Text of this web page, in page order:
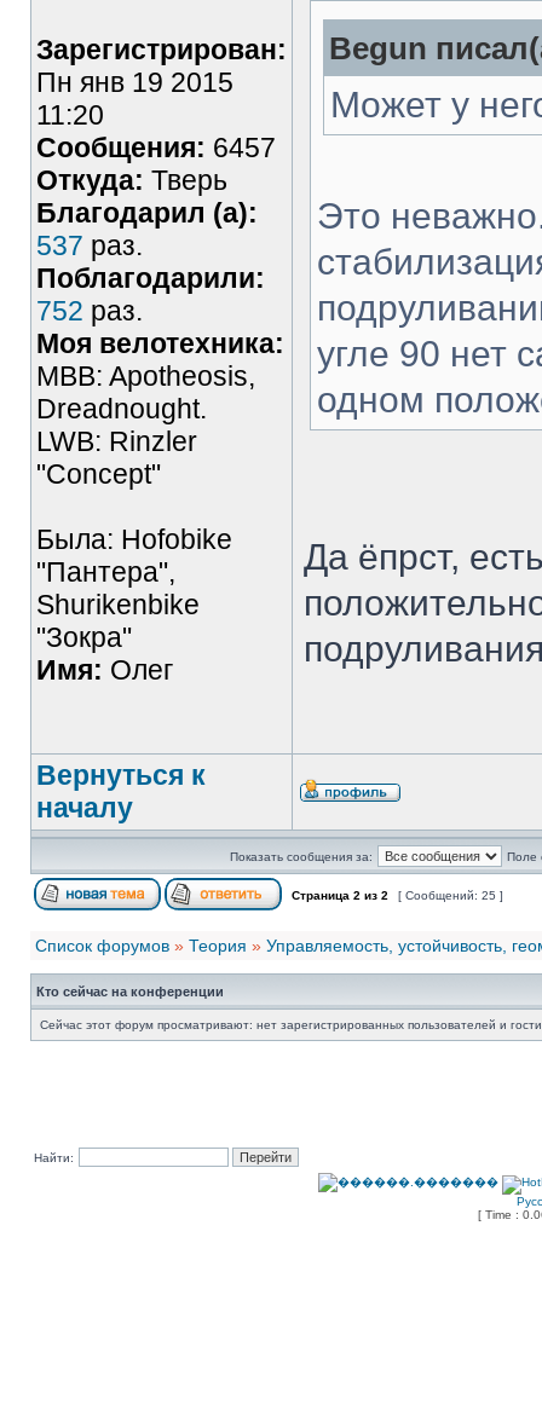
Зарегистрирован:
Пн янв 19 2015
11:20
Сообщения: 6457
Откуда: Тверь
Благодарил (а):
537 раз.
Поблагодарили:
752 раз.
Моя велотехника:
MBB: Apotheosis,
Dreadnought.
LWB: Rinzler
"Concept"
Была: Hofobike
"Пантера",
Shurikenbike
"Зокра"
Имя: Олег
Begun
Может у
Это
угле 90 нет
одном
Да ёпрст,
Вернуться к
началу
Показать сообщения за: Поле
Страница 2 из 2 [ Сообщений: 25 ]
Список форумов » Теория » Управляемость, устойчивость,
Кто сейчас на конференции
Сейчас этот форум просматривают: нет зарегистрированных пользователей и
Найти:
[ Time :